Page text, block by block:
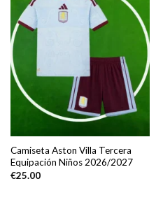
Camiseta Aston Villa Tercera
Equipación Niños 2026/2027
€25.00